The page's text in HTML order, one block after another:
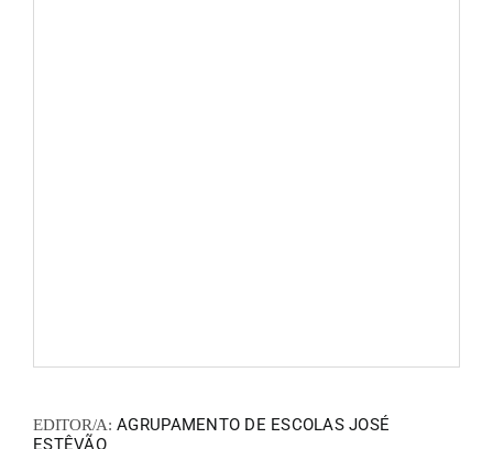
EDITOR/A: AGRUPAMENTO DE ESCOLAS JOSÉ
ESTÊVÃO